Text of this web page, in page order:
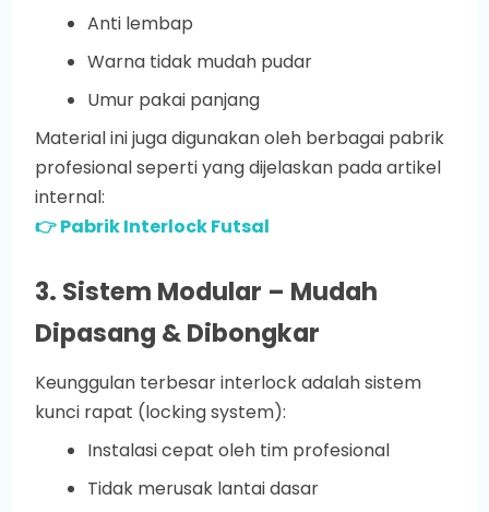
Anti lembap
Warna tidak mudah pudar
Umur pakai panjang
Material ini juga digunakan oleh berbagai pabrik
profesional seperti yang dijelaskan pada artikel
internal:
👉 Pabrik Interlock Futsal
3. Sistem Modular – Mudah
Dipasang & Dibongkar
Keunggulan terbesar interlock adalah sistem
kunci rapat (locking system):
Instalasi cepat oleh tim profesional
Tidak merusak lantai dasar